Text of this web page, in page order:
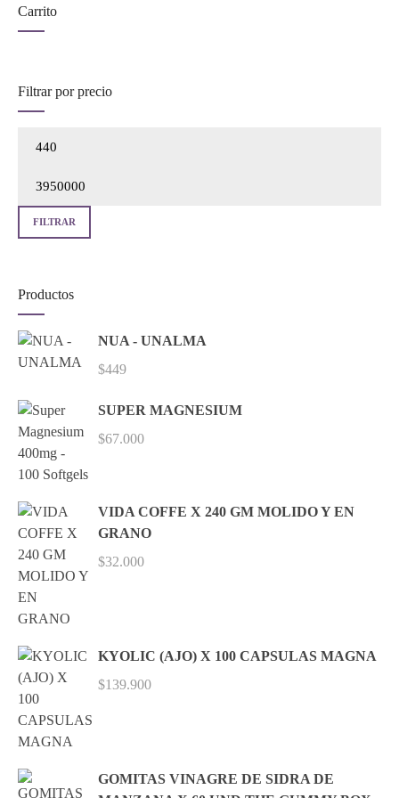
Carrito
Filtrar por precio
FILTRAR
Productos
NUA - UNALMA
$449
SUPER MAGNESIUM
$67.000
VIDA COFFE X 240 GM MOLIDO Y EN
GRANO
$32.000
KYOLIC (AJO) X 100 CAPSULAS MAGNA
$139.900
GOMITAS VINAGRE DE SIDRA DE